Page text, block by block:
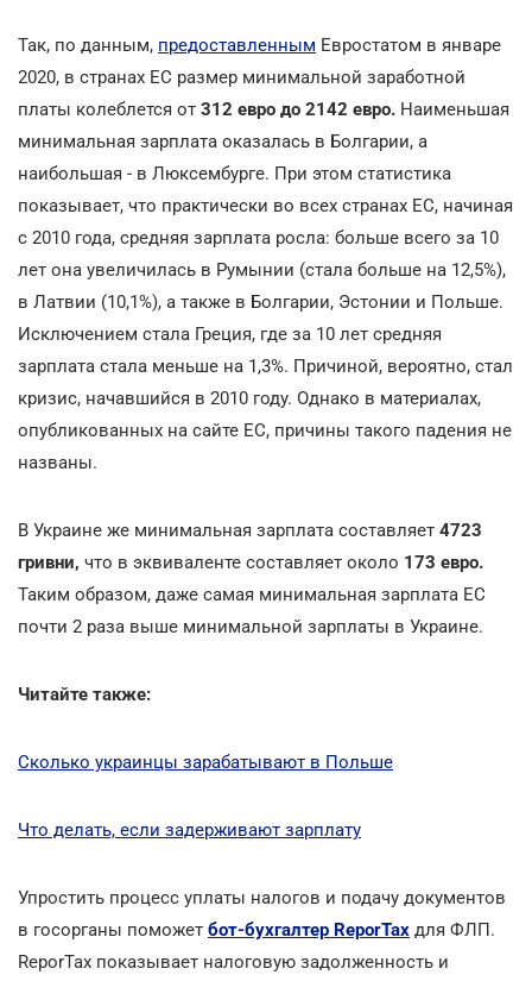
Так, по данным, предоставленным Евростатом в январе
2020, в странах ЕС размер минимальной заработной
платы колеблется от 312 евро до 2142 евро. Наименьшая
минимальная зарплата оказалась в Болгарии, а
наибольшая - в Люксембурге. При этом статистика
показывает, что практически во всех странах ЕС, начиная
с 2010 года, средняя зарплата росла: больше всего за 10
лет она увеличилась в Румынии (стала больше на 12,5%),
в Латвии (10,1%), а также в Болгарии, Эстонии и Польше.
Исключением стала Греция, где за 10 лет средняя
зарплата стала меньше на 1,3%. Причиной, вероятно, стал
кризис, начавшийся в 2010 году. Однако в материалах,
опубликованных на сайте ЕС, причины такого падения не
названы.
В Украине же минимальная зарплата составляет 4723
гривни, что в эквиваленте составляет около 173 евро.
Таким образом, даже самая минимальная зарплата ЕС
почти 2 раза выше минимальной зарплаты в Украине.
Читайте также:
Сколько украинцы зарабатывают в Польше
Что делать, если задерживают зарплату
Упростить процесс уплаты налогов и подачу документов
в госорганы поможет бот-бухгалтер ReporTax для ФЛП.
ReporTax показывает налоговую задолженность и